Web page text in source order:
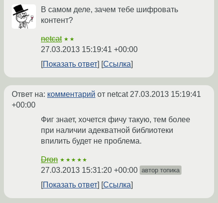
В самом деле, зачем тебе шифровать
контент?
netcat ★★
27.03.2013 15:19:41 +00:00
Показать ответ
Ссылка
Ответ на: комментарий от netcat27.03.2013 15:19:41
+00:00
Фиг знает, хочется фичу такую, тем более
при наличии адекватной библиотеки
впилить будет не проблема.
Dron ★★★★★
27.03.2013 15:31:20 +00:00 автор топика
Показать ответ Ссылка